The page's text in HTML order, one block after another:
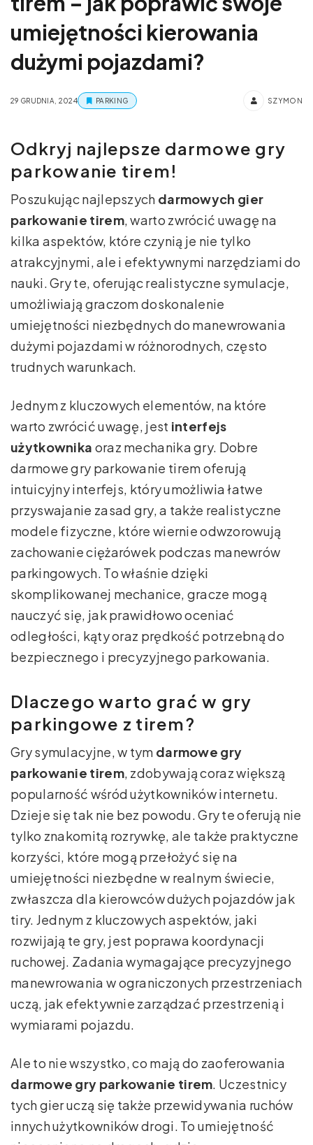
umiejętności kierowania
dużymi pojazdami?
29 GRUDNIA, 2024 PARKING SZYMON
Odkryj najlepsze darmowe gry
parkowanie tirem!
Poszukując najlepszych darmowych gier
parkowanie tirem, warto zwrócić uwagę na
kilka aspektów, które czynią je nie tylko
atrakcyjnymi, ale i efektywnymi narzędziami do
nauki. Gry te, oferując realistyczne symulacje,
umożliwiają graczom doskonalenie
umiejętności niezbędnych do manewrowania
dużymi pojazdami w różnorodnych, często
trudnych warunkach.
Jednym z kluczowych elementów, na które
warto zwrócić uwagę, jest interfejs
użytkownika oraz mechanika gry. Dobre
darmowe gry parkowanie tirem oferują
intuicyjny interfejs, który umożliwia łatwe
przyswajanie zasad gry, a także realistyczne
modele fizyczne, które wiernie odwzorowują
zachowanie ciężarówek podczas manewrów
parkingowych. To właśnie dzięki
skomplikowanej mechanice, gracze mogą
nauczyć się, jak prawidłowo oceniać
odległości, kąty oraz prędkość potrzebną do
bezpiecznego i precyzyjnego parkowania.
Dlaczego warto grać w gry
parkingowe z tirem?
Gry symulacyjne, w tym darmowe gry
parkowanie tirem, zdobywają coraz większą
popularność wśród użytkowników internetu.
Dzieje się tak nie bez powodu. Gry te oferują nie
tylko znakomitą rozrywkę, ale także praktyczne
korzyści, które mogą przełożyć się na
umiejętności niezbędne w realnym świecie,
zwłaszcza dla kierowców dużych pojazdów jak
tiry. Jednym z kluczowych aspektów, jaki
rozwijają te gry, jest poprawa koordynacji
ruchowej. Zadania wymagające precyzyjnego
manewrowania w ograniczonych przestrzeniach
uczą, jak efektywnie zarządzać przestrzenią i
wymiarami pojazdu.
Ale to nie wszystko, co mają do zaoferowania
darmowe gry parkowanie tirem. Uczestnicy
tych gier uczą się także przewidywania ruchów
innych użytkowników drogi. To umiejętność